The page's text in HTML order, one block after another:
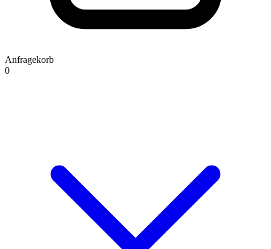
Anfragekorb
0